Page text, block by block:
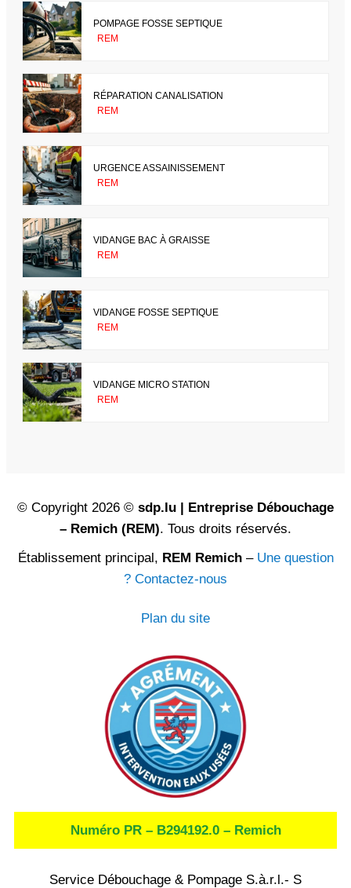
POMPAGE FOSSE SEPTIQUE
REM
RÉPARATION CANALISATION
REM
URGENCE ASSAINISSEMENT
REM
VIDANGE BAC À GRAISSE
REM
VIDANGE FOSSE SEPTIQUE
REM
VIDANGE MICRO STATION
REM
© Copyright 2026 © sdp.lu | Entreprise Débouchage
– Remich (REM). Tous droits réservés.
Établissement principal, REM Remich– Une question
? Contactez-nous
Plan du site
Numéro PR – B294192.0 – Remich
Service Débouchage & Pompage S.à.r.l.- S